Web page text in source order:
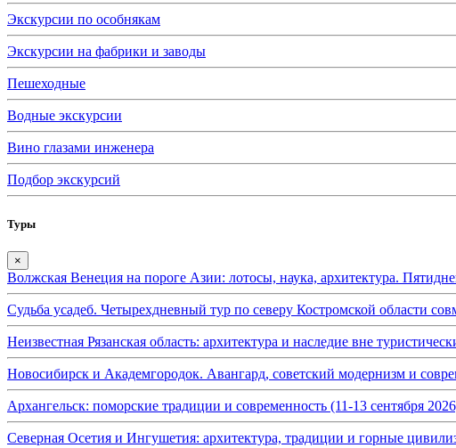
Экскурсии по особнякам
Экскурсии на фабрики и заводы
Пешеходные
Водные экскурсии
Вино глазами инженера
Подбор экскурсий
Туры
×
Волжская Венеция на пороге Азии: лотосы, наука, архитектура.
Судьба усадеб. Четырехдневный тур по северу Костромской области
Неизвестная Рязанская область: архитектура и наследие вне
Новосибирск и Академгородок. Авангард, советский модернизм и
Архангельск: поморские традиции и современность (11-13 сентября
Северная Осетия и Ингушетия: архитектура, традиции и горные